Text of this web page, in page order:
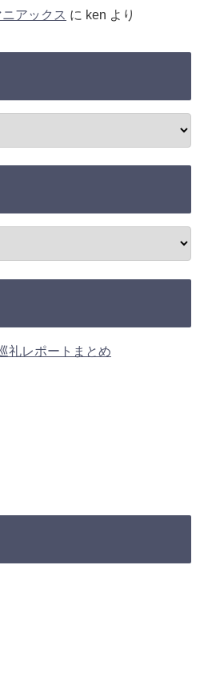
アックス に ken より
礼レポートまとめ